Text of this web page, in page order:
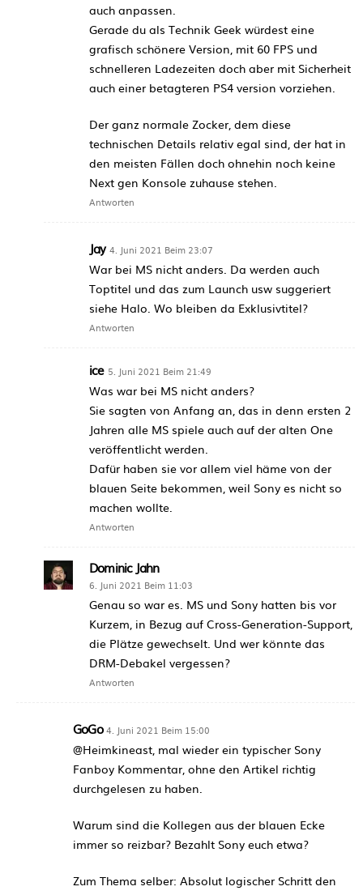
auch anpassen.
Gerade du als Technik Geek würdest eine
grafisch schönere Version, mit 60 FPS und
schnelleren Ladezeiten doch aber mit Sicherheit
auch einer betagteren PS4 version vorziehen.
Der ganz normale Zocker, dem diese
technischen Details relativ egal sind, der hat in
den meisten Fällen doch ohnehin noch keine
Next gen Konsole zuhause stehen.
Antworten
Jay 4. Juni 2021 Beim 23:07
War bei MS nicht anders. Da werden auch
Toptitel und das zum Launch usw suggeriert
siehe Halo. Wo bleiben da Exklusivtitel?
Antworten
ice 5. Juni 2021 Beim 21:49
Was war bei MS nicht anders?
Sie sagten von Anfang an, das in denn ersten 2
Jahren alle MS spiele auch auf der alten One
veröffentlicht werden.
Dafür haben sie vor allem viel häme von der
blauen Seite bekommen, weil Sony es nicht so
machen wollte.
Antworten
Dominic Jahn
6. Juni 2021 Beim 11:03
Genau so war es. MS und Sony hatten bis vor
Kurzem, in Bezug auf Cross-Generation-Support,
die Plätze gewechselt. Und wer könnte das
DRM-Debakel vergessen?
Antworten
GoGo 4. Juni 2021 Beim 15:00
@Heimkineast, mal wieder ein typischer Sony
Fanboy Kommentar, ohne den Artikel richtig
durchgelesen zu haben.
Warum sind die Kollegen aus der blauen Ecke
immer so reizbar? Bezahlt Sony euch etwa?
Zum Thema selber: Absolut logischer Schritt den